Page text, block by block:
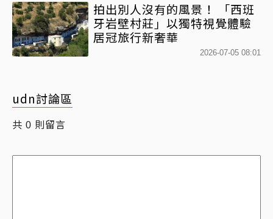
拍出別人沒有的風景！ 「西班
牙岩壁村莊」以獨特視覺體驗
居冠旅行新奢華
2026-07-05 08:01
udn討論區
共 0 則留言